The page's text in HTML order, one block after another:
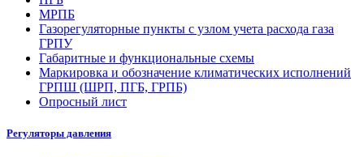
МРПБ
Газорегуляторные пункты с узлом учета расхода газа
ГРПУ
Габаритные и функциональные схемы
Маркировка и обозначение климатических исполнений
ГРПШ (ШРП, ПГБ, ГРПБ)
Опросный лист
Регуляторы давления